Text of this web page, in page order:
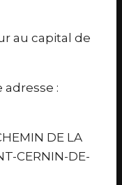
au capital de
:
DE LA
CERNIN-DE-